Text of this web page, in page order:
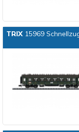
TRIX15969